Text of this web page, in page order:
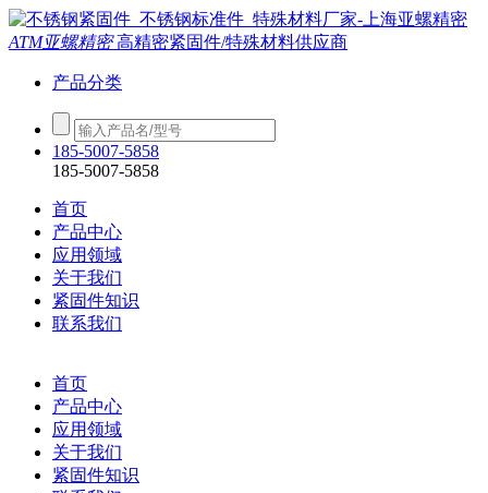
ATM亚螺精密高精密紧固件/特殊材料供应商
产品分类
185-5007-5858
185-5007-5858
首页
产品中心
应用领域
关于我们
紧固件知识
联系我们
首页
产品中心
应用领域
关于我们
紧固件知识